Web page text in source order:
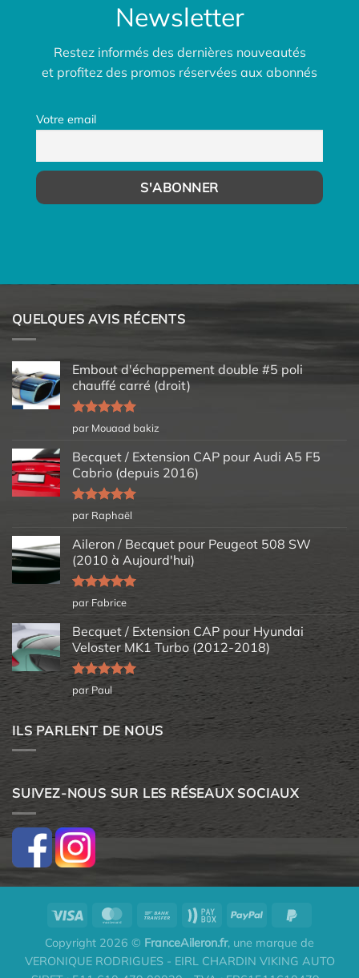
Newsletter
Restez informés des dernières nouveautés
et profitez des promos réservées aux abonnés
Votre email
QUELQUES AVIS RÉCENTS
Embout d'échappement double #5 poli
chauffé carré (droit)
Note5sur
5
par Mouaad bakiz
Becquet / Extension CAP pour Audi A5 F5
Cabrio (depuis 2016)
Note5sur
5
par Raphaël
Aileron / Becquet pour Peugeot 508 SW
(2010 à Aujourd'hui)
Note5sur
5
par Fabrice
Becquet / Extension CAP pour Hyundai
Veloster MK1 Turbo (2012-2018)
Note5sur
5
par Paul
ILS PARLENT DE NOUS
SUIVEZ-NOUS SUR LES RÉSEAUX SOCIAUX
Copyright 2026 © FranceAileron.fr, une marque de
VERONIQUE RODRIGUES - EIRL CHARDIN VIKING AUTO